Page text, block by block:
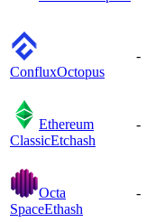
ConfluxOctopus
-
Ethereum
ClassicEtchash
-
Octa
SpaceEthash
-